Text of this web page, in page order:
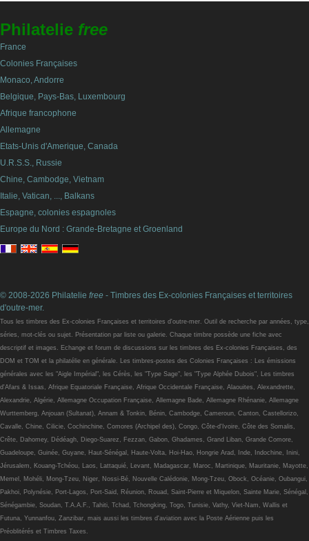
Philatelie free
France
Colonies Françaises
Monaco, Andorre
Belgique, Pays-Bas, Luxembourg
Afrique francophone
Allemagne
Etats-Unis d'Amerique, Canada
U.R.S.S., Russie
Chine, Cambodge, Vietnam
Italie, Vatican, ..., Balkans
Espagne, colonies espagnoles
Europe du Nord : Grande-Bretagne et Groenland
© 2008-2026 Philatelie free - Timbres des Ex-colonies Françaises et territoires
d'outre-mer.
Tous les timbres des Ex-colonies Françaises et territoires d'outre-mer. Outil de recherche par années, type,
séries, mot-clés ou sujet. Présentation par liste ou galerie. Chaque timbre possède une fiche avec
descriptif et images. Echange et forum de discussions sur les timbres des Ex-colonies Françaises, des
DOM et TOM et la philatélie en générale. Les timbres-postes des Colonies Françaises : Les émissions
générales avec les "Aigle Impérial", les Cérès, les "Type Sage", les "Type Alphée Dubois", Les timbres
d'Afars & Issas, Afrique Equatoriale Française, Afrique Occidentale Française, Alaouites, Alexandrette,
Alexandrie, Algérie, Allemagne Occupation Française, Allemagne Bade, Allemagne Rhénanie, Allemagne
Wurttemberg, Anjouan (Sultanat), Annam & Tonkin, Bénin, Cambodge, Cameroun, Canton, Castellorizo,
Cavalle, Chine, Cilicie, Cochinchine, Comores (Archipel des), Congo, Côte-d'Ivoire, Côte des Somalis,
Crête, Dahomey, Dédéagh, Diego-Suarez, Fezzan, Gabon, Ghadames, Grand Liban, Grande Comore,
Guadeloupe, Guinée, Guyane, Haut-Sénégal, Haute-Volta, Hoi-Hao, Hongrie Arad, Inde, Indochine, Inini,
Jérusalem, Kouang-Tchéou, Laos, Lattaquié, Levant, Madagascar, Maroc, Martinique, Mauritanie, Mayotte,
Memel, Mohéli, Mong-Tzeu, Niger, Nossi-Bé, Nouvelle Calédonie, Mong-Tzeu, Obock, Océanie, Oubangui,
Pakhoi, Polynésie, Port-Lagos, Port-Said, Réunion, Rouad, Saint-Pierre et Miquelon, Sainte Marie, Sénégal,
Sénégambie, Soudan, T.A.A.F., Tahiti, Tchad, Tchongking, Togo, Tunisie, Vathy, Viet-Nam, Wallis et
Futuna, Yunnanfou, Zanzibar, mais aussi les timbres d'aviation avec la Poste Aérienne puis les
Préoblitérés et Timbres Taxes.